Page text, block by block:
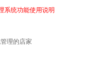
系统功能使用说明
理的店家